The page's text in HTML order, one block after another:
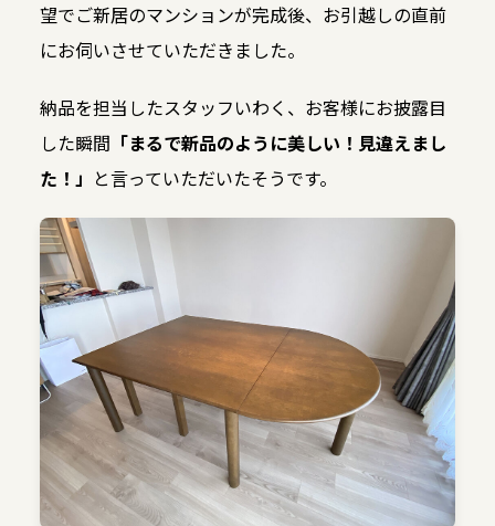
望でご新居のマンションが完成後、お引越しの直前
にお伺いさせていただきました。
納品を担当したスタッフいわく、お客様にお披露目
した瞬間 「まるで新品のように美しい！見違えまし
た！」 と言っていただいたそうです。